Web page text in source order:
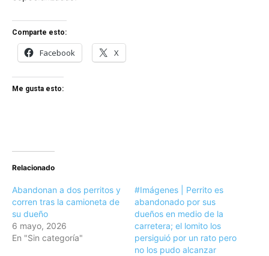
Comparte esto:
Facebook X
Me gusta esto:
Relacionado
Abandonan a dos perritos y
corren tras la camioneta de
su dueño
6 mayo, 2026
En "Sin categoría"
#Imágenes | Perrito es
abandonado por sus
dueños en medio de la
carretera; el lomito los
persiguió por un rato pero
no los pudo alcanzar